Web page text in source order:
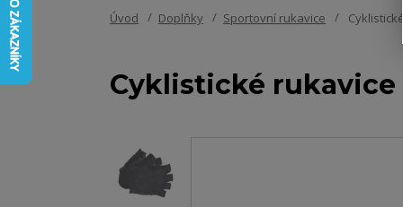
Úvod Doplňky Sportovní rukavice
Cyklistické rukavice